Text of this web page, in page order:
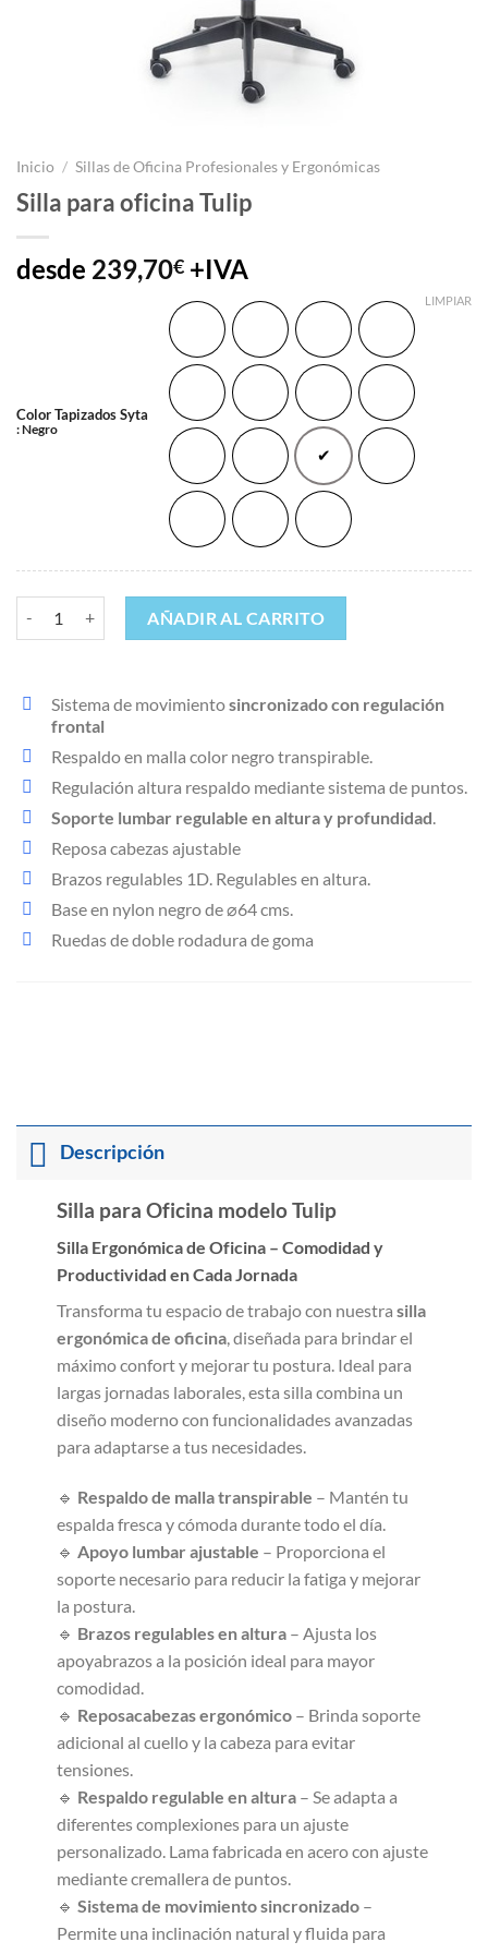
Inicio / Sillas de Oficina Profesionales y Ergonómicas
Silla para oficina Tulip
desde 239,70€ +IVA
Color Tapizados Syta
: Negro
Agua MarinaAvellana Azul Azul Marino
Beige Burdeos Chocolate Esmeralda
Grafito Mostaza Negro plata
Rojo Tapioca Turquesa
LIMPIAR
Silla para oficina Tulip cantidadAÑADIR AL CARRITO
Sistema de movimientosincronizado con regulación
frontal
Respaldo en malla color negro transpirable.
Regulación altura respaldo mediante sistema de puntos.
Soporte lumbar regulable en altura y profundidad
Reposa cabezas ajustable
Brazos regulables 1D. Regulables en altura.
Base en nylon negro de ⌀64 cms.
Ruedas de doble rodadura de goma
Descripción
Silla para Oficina modelo Tulip
Silla Ergonómica de Oficina – Comodidad y
Productividad en Cada Jornada
Transforma tu espacio de trabajo con nuestra silla
ergonómica de oficina, diseñada para brindar el
máximo confort y mejorar tu postura. Ideal para
largas jornadas laborales, esta silla combina un
diseño moderno con funcionalidades avanzadas
para adaptarse a tus necesidades.
🔹 Respaldo de malla transpirable – Mantén tu
espalda fresca y cómoda durante todo el día.
🔹 Apoyo lumbar ajustable – Proporciona el
soporte necesario para reducir la fatiga y mejorar
la postura.
🔹 Brazos regulables en altura– Ajusta los
apoyabrazos a la posición ideal para mayor
comodidad.
🔹 Reposacabezas ergonómico– Brinda soporte
adicional al cuello y la cabeza para evitar
tensiones.
🔹 Respaldo regulable en altura– Se adapta a
diferentes complexiones para un ajuste
personalizado. Lama fabricada en acero con ajuste
mediante cremallera de puntos.
🔹 Sistema de movimiento sincronizado–
Permite una inclinación natural y fluida para